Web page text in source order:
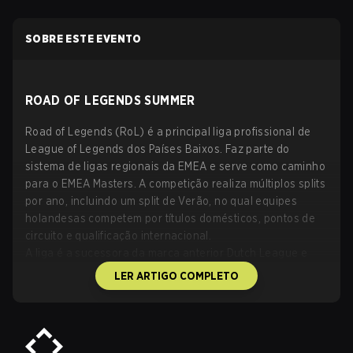
SOBRE ESTE EVENTO
ROAD OF LEGENDS SUMMER
Road of Legends (RoL) é a principal liga profissional de
League of Legends dos Países Baixos. Faz parte do
sistema de ligas regionais da EMEA e serve como caminho
para o EMEA Masters. A competição realiza múltiplos splits
por ano, incluindo um split de Verão, no qual equipes
holandesas competem por títulos domésticos, pontos de
circuito e qualificação internacional.
opera como o campeonato nacional de League of
Legends dos Países Baixos. As edições de Verão
of Legends Summer e a chance de representar a região
LER ARTIGO COMPLETO